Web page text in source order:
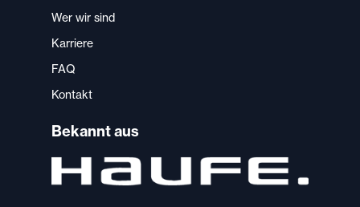
Wer wir sind
Karriere
FAQ
Kontakt
Bekannt aus